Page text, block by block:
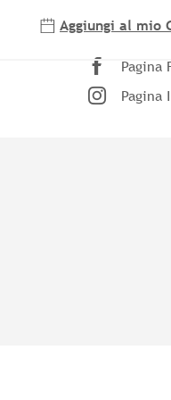
Aggiungi al mio
Pagina
Pagina